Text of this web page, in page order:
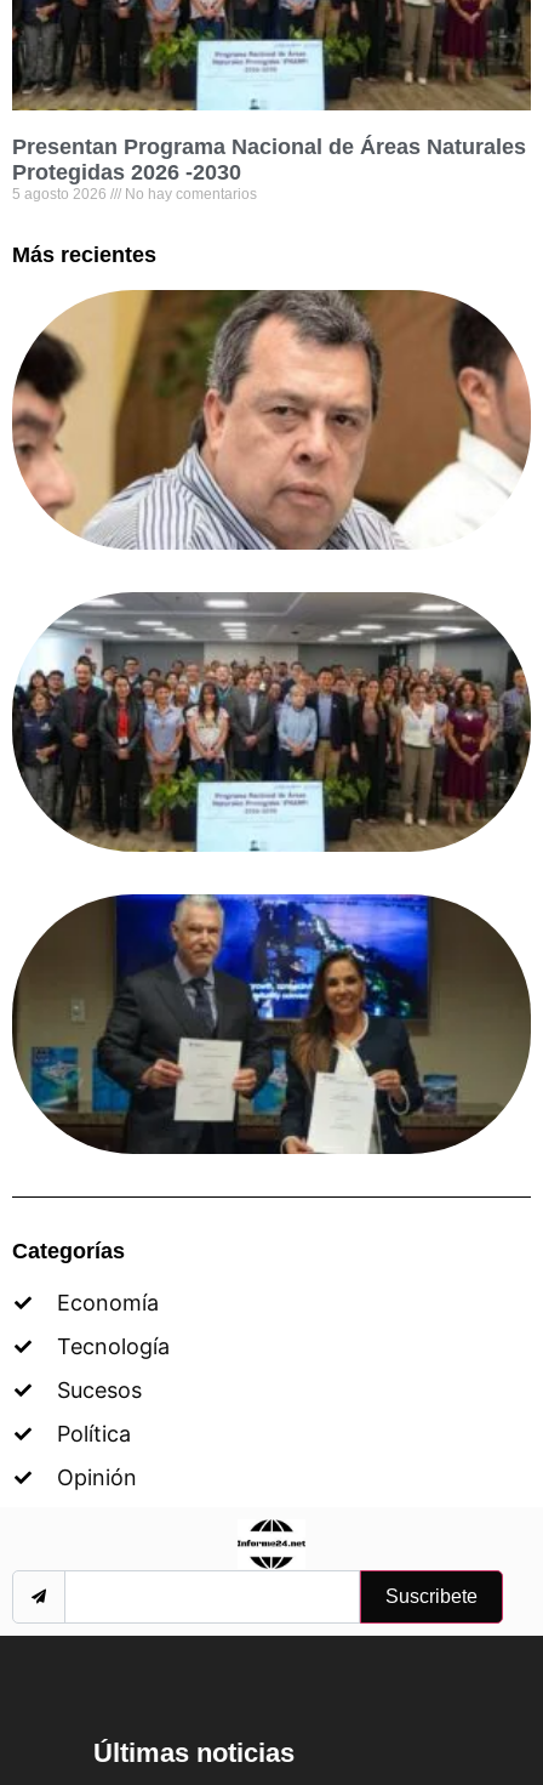
Presentan Programa Nacional de Áreas Naturales
Protegidas 2026 -2030
5 agosto 2026 No hay comentarios
Más recientes
Categorías
Economía
Tecnología
Sucesos
Política
Opinión
Suscribete
Últimas noticias